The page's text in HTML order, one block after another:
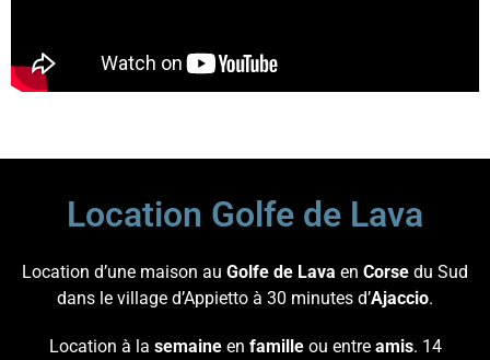
Location Golfe de Lava
Location d’une maison au Golfe de Lava en Corse du Sud
dans le village d’Appietto à 30 minutes d’Ajaccio.
Location à la semaineen familleou entre amis. 14